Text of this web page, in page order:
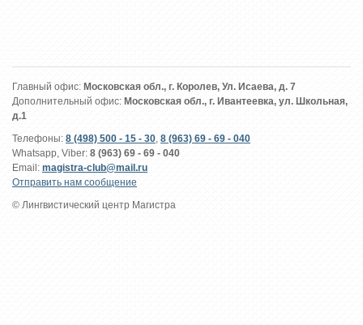
Главный офис: Московская обл., г. Королев, Ул. Исаева, д. 7
Дополнительный офис: Московская обл., г. Ивантеевка, ул. Школьная,
д.1
Телефоны: 8 (498) 500 - 15 - 30 8 (963) 69 - 69 - 040
Whatsapp, Viber: 8 (963) 69 - 69 - 040
Email: magistra-club@mail.ru
Отправить нам сообщение
© Лингвистический центр Магистра